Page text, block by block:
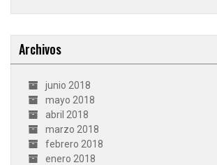
Archivos
junio 2018
mayo 2018
abril 2018
marzo 2018
febrero 2018
enero 2018